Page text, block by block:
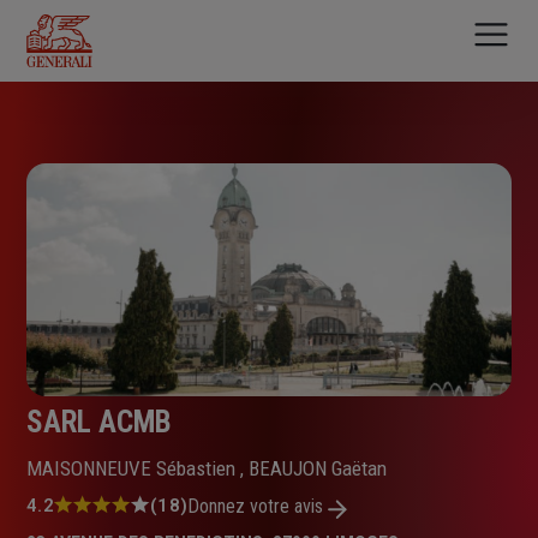
contenu
principal
SARL ACMB
MAISONNEUVE Sébastien , BEAUJON Gaëtan
Note
4.2 (18)Donnez votre avis